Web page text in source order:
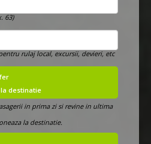
63)
rulaj local, excursii, devieri, etc
destinatie
in prima zi si revine in ultima
la destinatie.